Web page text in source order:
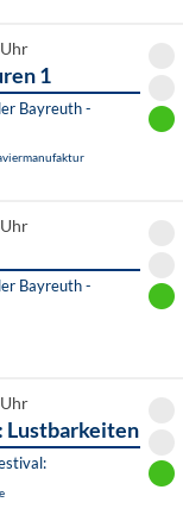
1
Bayreuth -
Bayreuth -
Lustbarkeiten